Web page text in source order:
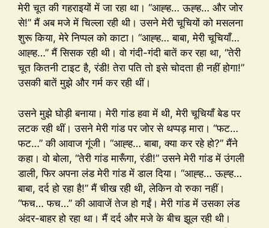
मेरी चूत की गहराइयों में जा रहा था। “आह्ह… ऊह्ह… और जोर
से!” मैं अब मजे में चिल्ला रही थी। उसने मेरी चूचियों को मसलना
शुरू किया, मेरे निप्पल को काटा। “आह्ह… बाबा, मेरी चूचियाँ…
आह्ह…” मैं सिसक रही थी। वो गंदी-गंदी बातें कर रहा था, “तेरी
चूत कितनी टाइट है, रंडी! तेरा पति तो इसे चोदता ही नहीं होगा!”
उसकी बातें मुझे और गर्म कर रही थीं।
उसने मुझे घोड़ी बनाया। मेरी गांड हवा में थी, मेरी चूचियाँ बेड पर
लटक रही थीं। उसने मेरी गांड पर जोर से थप्पड़ मारा। “फट…
फट…” की आवाज गूंजी। “आह्ह… बाबा, क्या कर रहे हो?” मैंने
कहा। वो बोला, “तेरी गांड मारूँगा, रंडी!” उसने मेरी गांड में उंगली
डाली, फिर अपना लंड मेरी गांड में डाल दिया। “आह्ह… ऊह्ह…
बाबा, दर्द हो रहा है!” मैं चीख रही थी, लेकिन वो रुका नहीं।
“फच… फच…” की आवाजें तेज हो गईं। मेरी गांड में उसका लंड
अंदर-बाहर हो रहा था। मैं दर्द और मजे के बीच झूल रही थी।